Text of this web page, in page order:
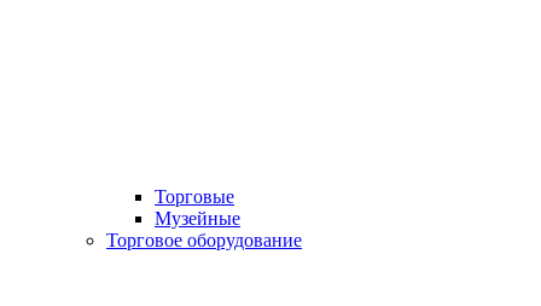
Торговые
Музейные
Торговое оборудование